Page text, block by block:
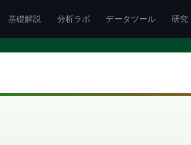
基礎解説 分析ラボ データツール 研究